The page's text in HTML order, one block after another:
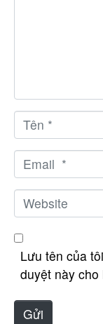
u
n
g
*
T
ê
n
*
E
m
a
i
l
W
e
b
e
Lưu tên của
duyệt này
Gửi